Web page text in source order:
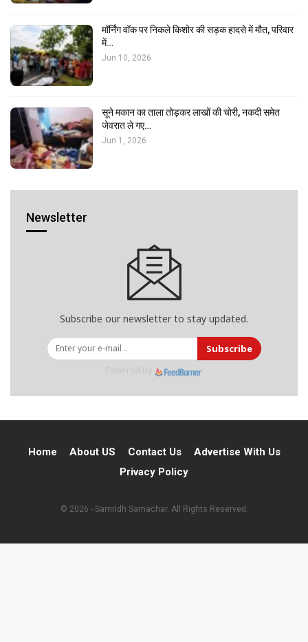
मॉर्निंग वॉक पर निकले किशोर की सड़क हादसे में मौत, परिवार
में…
Jun 10, 2026
सूने मकान का ताला तोड़कर लाखों की चोरी, नकदी समेत
जेवरात ले गए…
Jun 1, 2026
Newsletter
Subscribe our newsletter to stay updated.
Subscribe
Home About US Contact Us
Advertise With Us
Privacy Policy
© 2026 - Samridh Samachar. All Rights Reserved.